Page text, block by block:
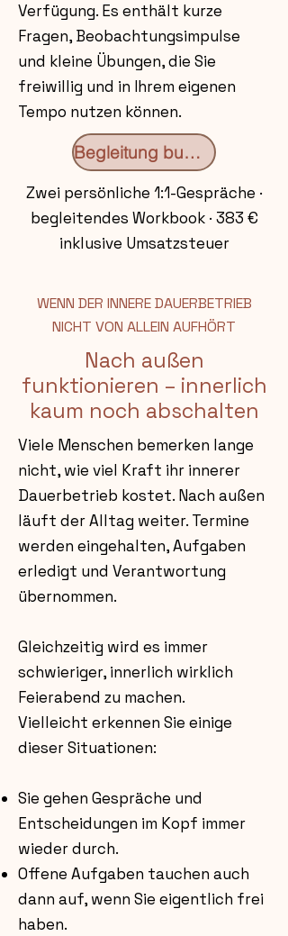
Verfügung. Es enthält kurze
Fragen, Beobachtungsimpulse
und kleine Übungen, die Sie
freiwillig und in Ihrem eigenen
Tempo nutzen können.
Begleitung buchen
Zwei persönliche 1:1-Gespräche ·
begleitendes Workbook · 383 €
inklusive Umsatzsteuer
WENN DER INNERE DAUERBETRIEB
NICHT VON ALLEIN AUFHÖRT
Nach außen
funktionieren – innerlich
kaum noch abschalten
Viele Menschen bemerken lange
nicht, wie viel Kraft ihr innerer
Dauerbetrieb kostet. Nach außen
läuft der Alltag weiter. Termine
werden eingehalten, Aufgaben
erledigt und Verantwortung
übernommen.
Gleichzeitig wird es immer
schwieriger, innerlich wirklich
Feierabend zu machen.
Vielleicht erkennen Sie einige
dieser Situationen:
Sie gehen Gespräche und
Entscheidungen im Kopf immer
wieder durch.
Offene Aufgaben tauchen auch
dann auf, wenn Sie eigentlich frei
haben.